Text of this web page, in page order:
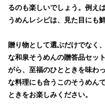
るのも楽しいでしょう。例え
うめんレシピは、見た目にも
贈り物として選ぶだけでなく
な和泉そうめんの贈答品セッ
がら、至福のひとときを味わ
な料理にも合うこのそうめん
ときをお楽しみください。